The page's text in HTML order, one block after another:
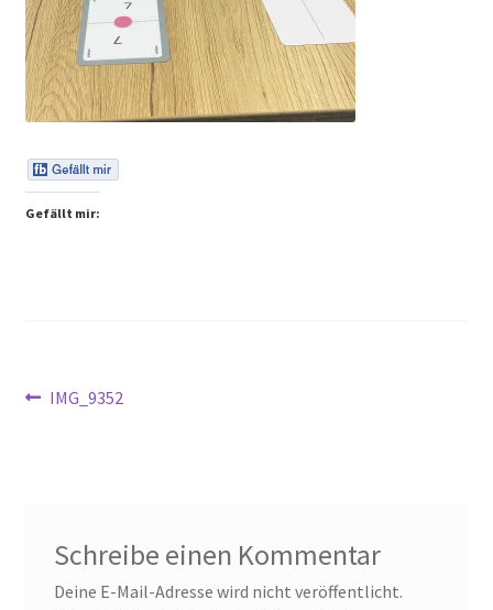
Peps Gedanken
Talks & Tratsch
Gefällt mir:
Beitragsnavigation
Vorheriger
IMG_9352
Schreibe einen Kommentar
Deine E-Mail-Adresse wird nicht veröffentlicht.